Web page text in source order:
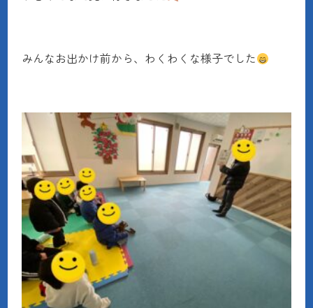
みんなお出かけ前から、わくわくな様子でした